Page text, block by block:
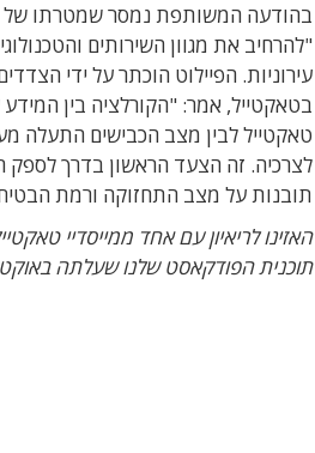
בהודעה המשותפת נמסר שמטרתו של
"להרחיב את מגוון השירותים
עירוניות. הפיילוט הוכתר על ידי
בטאקטייל, אמר: "הקורלציה בין
טאקטייל לבין מצב הכבישים התעלה
לצרכיה. זה הצעד הראשון בדרך
תובנות על מצב התחזוקה ורמת
האזינו לריאיון עם אחד ממייסדיי
תוכנית הפודקאסט שלנו שעלתה באוקטובר